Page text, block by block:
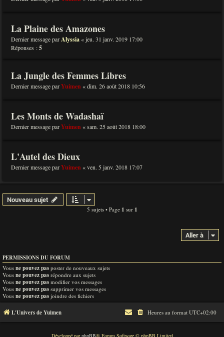
La Plaine des Amazones
Dernier message parAlyssia «jeu. 31 janv. 2019 17:00
Réponses :5
La Jungle des Femmes Libres
Dernier message parYuimen «dim. 26 août 2018 10:56
Les Monts de Wadashaï
Dernier message parYuimen «sam. 25 août 2018 18:00
L'Autel des Dieux
Dernier message parYuimen «ven. 5 janv. 2018 17:07
Nouveau sujet
5 sujets • Page 1 sur 1
Aller à
PERMISSIONS DU FORUM
Vous ne pouvez pas poster de nouveaux sujets
Vous ne pouvez pas répondre aux sujets
Vous ne pouvez pas modifier vos messages
Vous ne pouvez pas supprimer vos messages
Vous ne pouvez pas joindre des fichiers
L'Univers de Yuimen Heures au format UTC+02:00
Développé parphpBB® Forum Software © phpBB Limited